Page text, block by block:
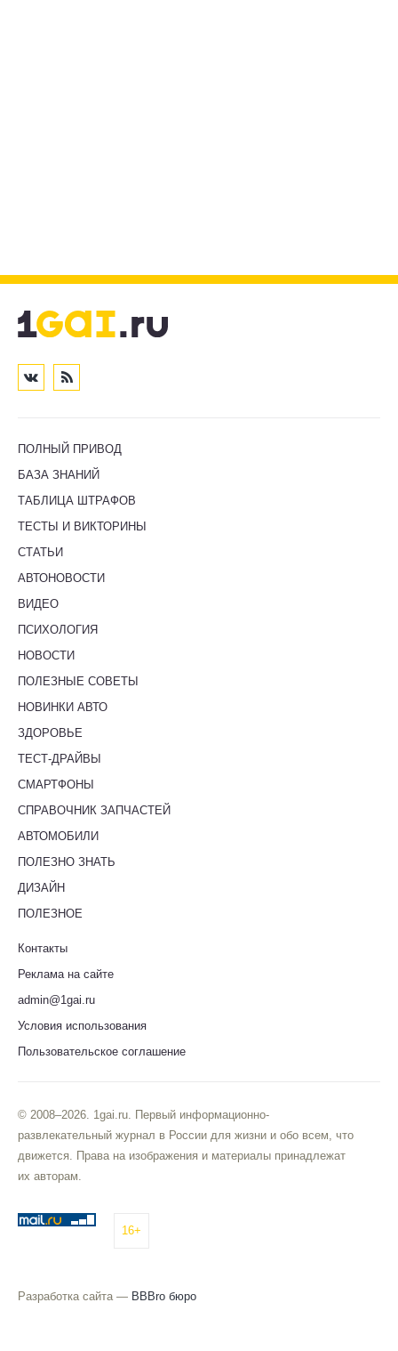
ПОЛНЫЙ ПРИВОД
БАЗА ЗНАНИЙ
ТАБЛИЦА ШТРАФОВ
ТЕСТЫ И ВИКТОРИНЫ
СТАТЬИ
АВТОНОВОСТИ
ВИДЕО
ПСИХОЛОГИЯ
НОВОСТИ
ПОЛЕЗНЫЕ СОВЕТЫ
НОВИНКИ АВТО
ЗДОРОВЬЕ
ТЕСТ-ДРАЙВЫ
СМАРТФОНЫ
СПРАВОЧНИК ЗАПЧАСТЕЙ
АВТОМОБИЛИ
ПОЛЕЗНО ЗНАТЬ
ДИЗАЙН
ПОЛЕЗНОЕ
Контакты
Реклама на сайте
admin@1gai.ru
Условия использования
Пользовательское соглашение
© 2008–2026. 1gai.ru. Первый информационно-
развлекательный журнал в России для жизни и обо всем, что
движется. Права на изображения и материалы принадлежат
их авторам.
16+
Разработка сайта — BBBro бюро